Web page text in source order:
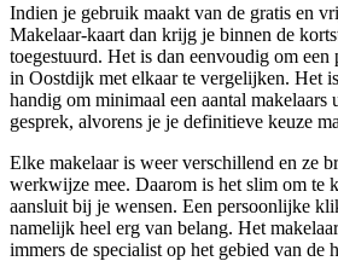
Indien je gebruik maakt van de gratis en
Makelaar-kaart dan krijg je binnen de
toegestuurd. Het is dan eenvoudig om een
in Oostdijk met elkaar te vergelijken. Het
handig om minimaal een aantal makelaars
gesprek, alvorens je je definitieve keuze
Elke makelaar is weer verschillend en ze
werkwijze mee. Daarom is het slim om te
aansluit bij je wensen. Een persoonlijke
namelijk heel erg van belang. Het
immers de specialist op het gebied van de